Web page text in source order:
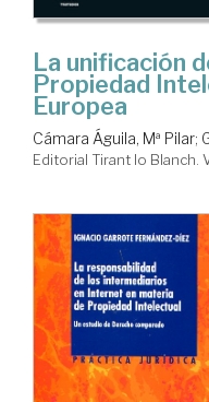
La unificación
Propiedad
Europea
Cámara Águila, Mª Pilar;
Editorial Tirant lo Blanch.